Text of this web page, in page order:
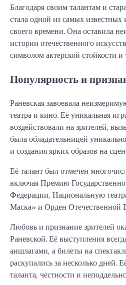
Благодаря своим талантам и
стала одной из самых
своего времени. Она оставила
истории отечественного
символом актерской стойкости и
Популярность и
Раневская завоевала
театра и кино. Её уникальная
воздействовали на зрителей,
была обладательницей
и создания ярких образов на
Её талант был отмечен
включая Премию
Федерации, Национальную
Маска» и Орден Отечественной
Любовь и признание зрителей
Раневской. Её выступления
аншлагами, а билеты на
раскупались за несколько дней.
таланта, честности и